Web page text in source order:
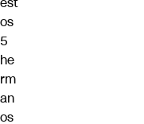
os
5
he
rm
an
os